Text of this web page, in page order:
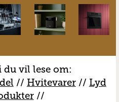
vil lese om:
// Hvitevarer// Lyd
//